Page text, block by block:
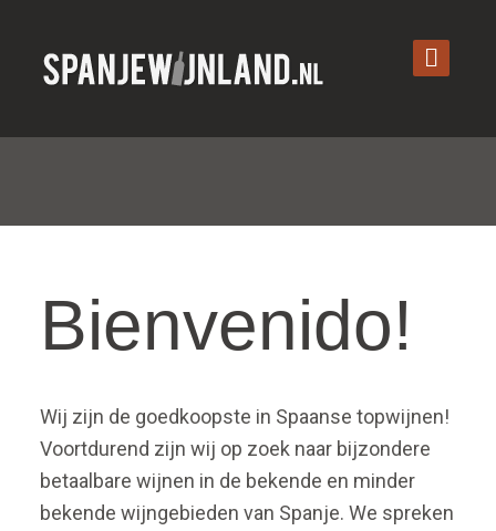
Bienvenido!
Wij zijn de goedkoopste in Spaanse topwijnen!
Voortdurend zijn wij op zoek naar bijzondere
betaalbare wijnen in de bekende en minder
bekende wijngebieden van Spanje. We spreken